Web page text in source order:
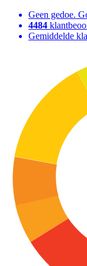
Geen gedoe.
4484
Gemiddelde